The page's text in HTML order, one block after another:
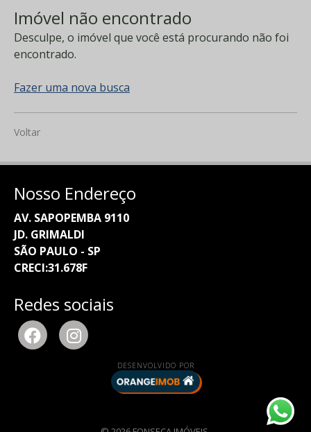
Imóvel não encontrado
Desculpe, o imóvel que você está procurando não foi
encontrado.
Fazer uma nova busca
Voltar
Nosso Endereço
AV. SAPOPEMBA 9110
JD. GRIMALDI
SÃO PAULO - SP
CRECI:31.678F
Redes sociais
DESENVOLVIDO POR